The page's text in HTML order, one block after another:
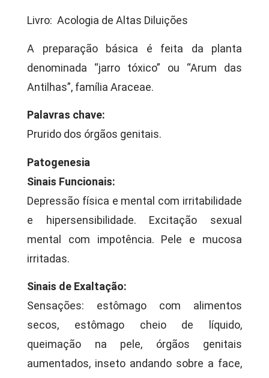
Livro: Acologia de Altas Diluições
A preparação básica é feita da planta
denominada “jarro tóxico” ou “Arum das
Antilhas”, família Araceae.
Palavras chave:
Prurido dos órgãos genitais.
Patogenesia
Sinais Funcionais:
Depressão física e mental com irritabilidade
e hipersensibilidade. Excitação sexual
mental com impotência. Pele e mucosa
irritadas.
Sinais de Exaltação:
Sensações: estômago com alimentos
secos, estômago cheio de líquido,
queimação na pele, órgãos genitais
aumentados, inseto andando sobre a face,